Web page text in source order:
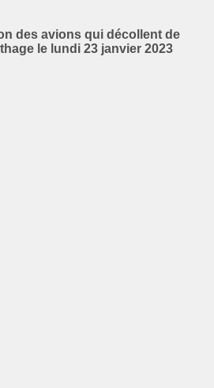
des avions qui décollent de
le lundi 23 janvier 2023